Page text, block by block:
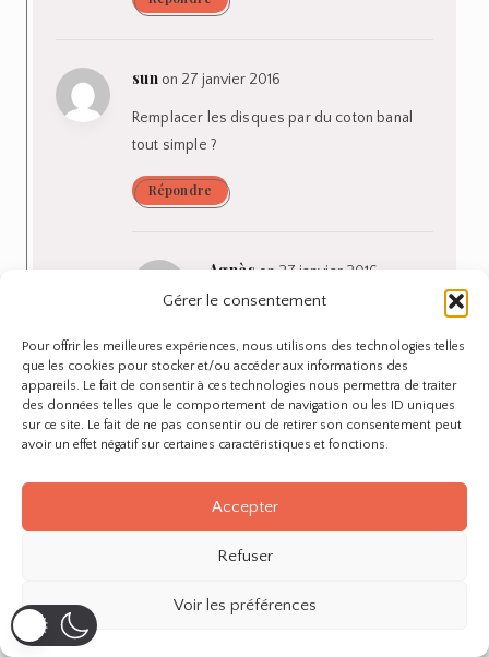
Gérer le consentement
Pour offrir les meilleures expériences, nous utilisons des technologies telles
que les cookies pour stocker et/ou accéder aux informations des
appareils. Le fait de consentir à ces technologies nous permettra de traiter
des données telles que le comportement de navigation ou les ID uniques
sur ce site. Le fait de ne pas consentir ou de retirer son consentement peut
avoir un effet négatif sur certaines caractéristiques et fonctions.
Accepter
Refuser
Voir les préférences
sun on 27 janvier 2016
Remplacer les disques par du coton banal
tout simple ?
Répondre
Agnès on 27 janvier 2016
bonjour, utiliser du coton à la
place des disques demaquillants
c’est énormément de déchet, le
but est d’en avoir de moins en
moins
on 27 janvier 2016
d’huile d’amande douce bio que je chauffe